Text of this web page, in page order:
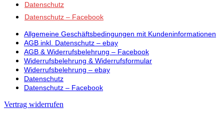
Datenschutz
Datenschutz – Facebook
Allgemeine Geschäftsbedingungen mit Kundeninformationen
AGB inkl. Datenschutz – ebay
AGB & Widerrufsbelehrung – Facebook
Widerrufsbelehrung & Widerrufsformular
Widerrufsbelehrung – ebay
Datenschutz
Datenschutz – Facebook
Vertrag widerrufen